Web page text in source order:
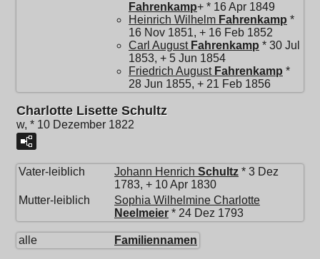
Fahrenkamp+ * 16 Apr 1849
Heinrich Wilhelm Fahrenkamp *
16 Nov 1851, + 16 Feb 1852
Carl August Fahrenkamp * 30 Jul
1853, + 5 Jun 1854
Friedrich August Fahrenkamp *
28 Jun 1855, + 21 Feb 1856
Charlotte Lisette Schultz
w, * 10 Dezember 1822
Vater-leiblich Johann Henrich Schultz * 3 Dez
1783, + 10 Apr 1830
Mutter-leiblich
Sophia Wilhelmine Charlotte
Neelmeier * 24 Dez 1793
alle Familiennamen